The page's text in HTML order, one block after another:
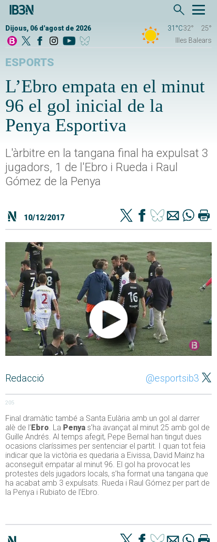
Dijous, 06 d'agost de 2026 31°C32°
25°
Illes Balears
ESPORTS
L’Ebro empata en el minut
96 el gol inicial de la
Penya Esportiva
L'àrbitre en la tangana final ha expulsat 3
jugadors, 1 de l'Ebro i Rueda i Raul
Gómez de la Penya
10/12/2017
Redacció @esportsib3
205
Final dramàtic també a Santa Eulària amb un gol al darrer
alè de l’ Ebro. La Penya s’ha avançat al minut 25 amb gol de
Guille Andrés. Al temps afegit, Pepe Bernal han tingut dues
ocasions claríssimes per sentenciar el partit. I quan tot feia
indicar que la victòria es quedaria a Eivissa, David Mainz ha
aconseguit empatar al minut 96. El gol ha provocat les
protestes dels jugadors locals, s’ha format una tangana que
ha acabat amb 3 expulsats. Rueda i Raul Gómez per part de
la Penya i Rubiato de l’Ebro.